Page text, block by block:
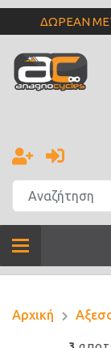
ΔΩΡΕΑΝ
Αρχική